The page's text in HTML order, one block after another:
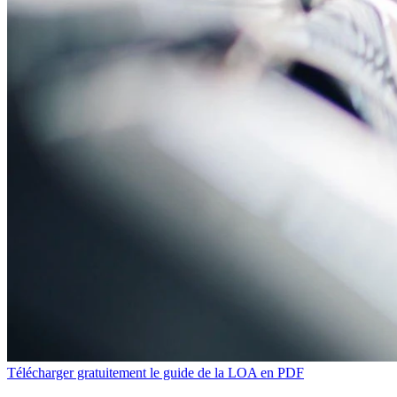
Télécharger gratuitement le guide de la LOA en PDF